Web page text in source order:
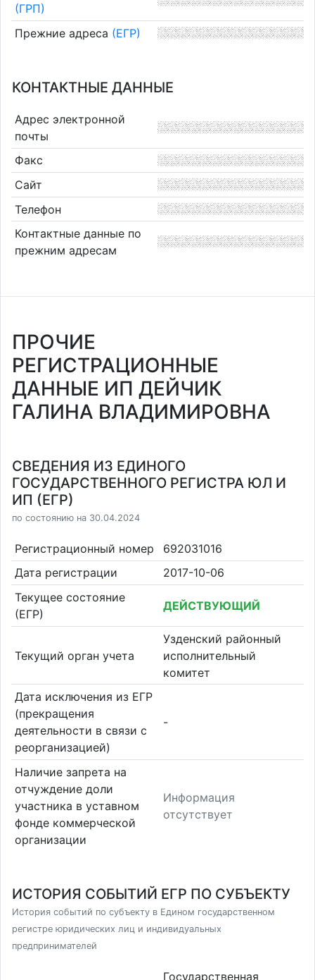
(ГРП)
Прежние адреса (ЕГР)
КОНТАКТНЫЕ ДАННЫЕ
Адрес электронной
почты
Факс
Сайт
Телефон
Контактные данные по
прежним адресам
ПРОЧИЕ
РЕГИСТРАЦИОННЫЕ
ДАННЫЕ ИП ДЕЙЧИК
ГАЛИНА ВЛАДИМИРОВНА
СВЕДЕНИЯ ИЗ ЕДИНОГО
ГОСУДАРСТВЕННОГО РЕГИСТРА ЮЛ И
ИП (ЕГР)
по состоянию на 30.04.2024
Регистрационный номер
692031016
Дата регистрации
2017-10-06
Текущее состояние
(ЕГР)
ДЕЙСТВУЮЩИЙ
Текущий орган учета
Узденский районный
исполнительный
комитет
Дата исключения из ЕГР
(прекращения
деятельности в связи с
реорганизацией)
-
Наличие запрета на
отчуждение доли
участника в уставном
фонде коммерческой
организации
Информация
отсутствует
ИСТОРИЯ СОБЫТИЙ ЕГР ПО СУБЪЕКТУ
История событий по субъекту в Едином государственном
регистре юридических лиц и индивидуальных
предпринимателей
Государственная